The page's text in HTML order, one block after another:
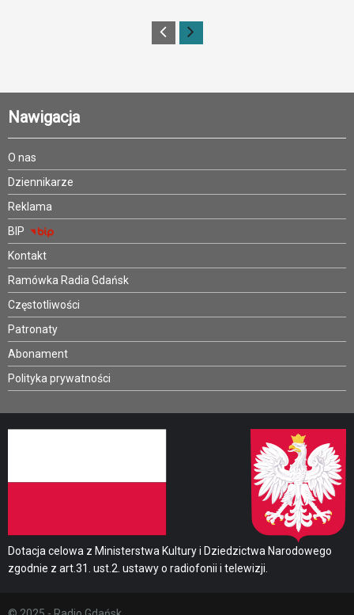
Nawigacja
O nas
Dziennikarze
Reklama
BIP
Kontakt
Ramówka Radia Gdańsk
Częstotliwości
Patronaty
Abonament
Polityka prywatności
Dotacja celowa z Ministerstwa Kultury i Dziedzictwa Narodowego
zgodnie z art.31. ust.2. ustawy o radiofonii i telewizji.